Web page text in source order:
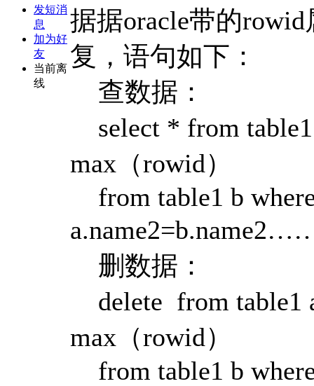
发短消
息
加为好
友
当前离
线
据据oracle带的
复，语句如下：
查数据：
select * from
max（rowid）
from table1 b
删数据：
delete from table1
max（rowid）
from table1 b